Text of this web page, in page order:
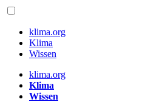
klima.org
Klima
Wissen
klima.org
Klima
Wissen